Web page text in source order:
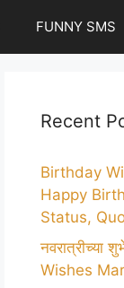
FUNNY SMS
Recent
Birthday
Happy
Status,
Wishes